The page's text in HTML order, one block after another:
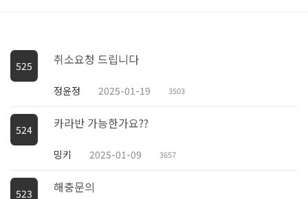
525 취소요청 드립니다
정윤정 2025-01-19 3503
524 카라반 가능한가요??
밍키 2025-01-09 3657
523 해충문의